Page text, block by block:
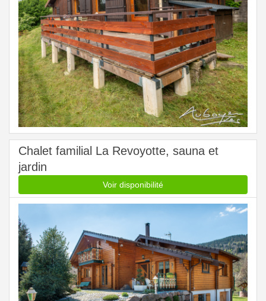
Chalet familial La Revoyotte, sauna et
jardin
Voir disponibilité